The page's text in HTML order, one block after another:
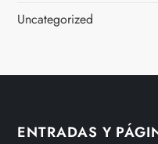
Uncategorized
ENTRADAS Y